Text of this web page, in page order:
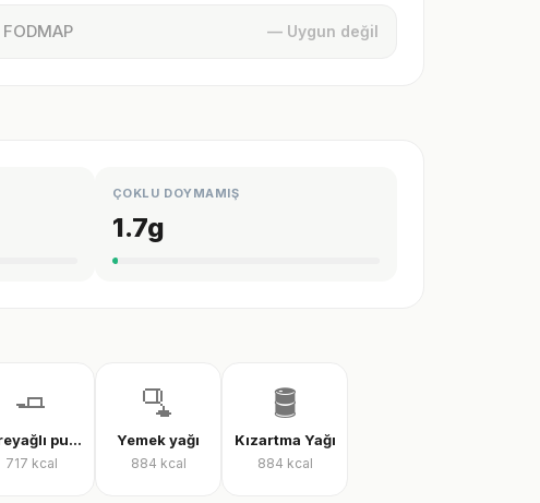
— Uygun değil
ÇOKLU DOYMAMIŞ
1.7g
🧈
Tereyağlı pul biber sosu
717 kcal
🫗
Yemek yağı
884 kcal
🛢️
Kızartma Yağı
884 kcal